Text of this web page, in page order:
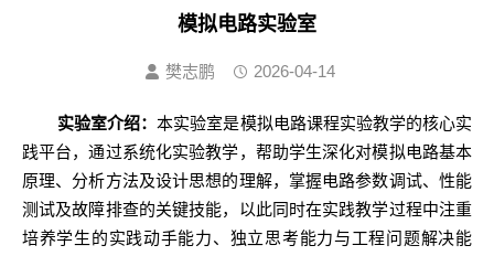
模拟电路实验室
樊志鹏 2026-04-14
实验室介绍：本实验室是模拟电路课程实验教学的核心实
践平台，通过系统化实验教学，帮助学生深化对模拟电路基本
原理、分析方法及设计思想的理解，掌握电路参数调试、性能
测试及故障排查的关键技能，以此同时在实践教学过程中注重
培养学生的实践动手能力、独立思考能力与工程问题解决能